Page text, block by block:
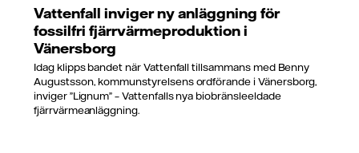
Vattenfall inviger ny anläggning för
fossilfri fjärrvärmeproduktion i
Vänersborg
Idag klipps bandet när Vattenfall tillsammans med Benny
Augustsson, kommunstyrelsens ordförande i Vänersborg,
inviger ”Lignum” – Vattenfalls nya biobränsleeldade
fjärrvärmeanläggning.